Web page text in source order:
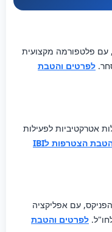
עם פלטפורמה מקצועית
לפרטים והטבת
אטרקטיביות לפעילות
לפרטים והטבת הצטרפות לIBI
עם אפליקציה
לפרטים והטבת